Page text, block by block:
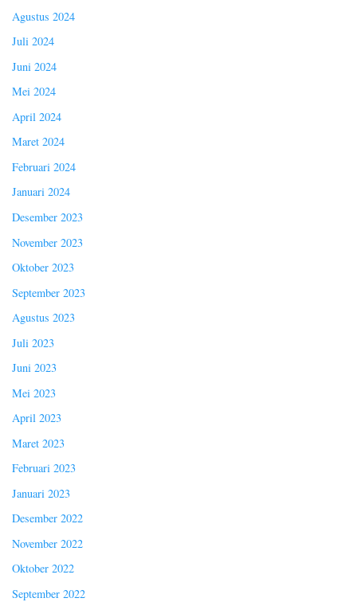
Agustus 2024
Juli 2024
Juni 2024
Mei 2024
April 2024
Maret 2024
Februari 2024
Januari 2024
Desember 2023
November 2023
Oktober 2023
September 2023
Agustus 2023
Juli 2023
Juni 2023
Mei 2023
April 2023
Maret 2023
Februari 2023
Januari 2023
Desember 2022
November 2022
Oktober 2022
September 2022